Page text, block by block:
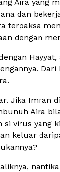
Aira yang
dan
terpaksa
dengan
Jika Imran
Aira
si virus yang
keluar